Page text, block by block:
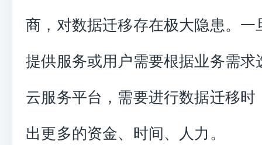
商，对数据迁移存在极大隐患。一
提供服务或用户需要根据业务需求
云服务平台，需要进行数据迁移时
出更多的资金、时间、人力。